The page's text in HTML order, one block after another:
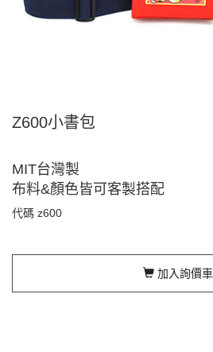
Z600小書包
MIT台灣製
布料&顏色皆可客製搭配
代碼 z600
加入詢價車